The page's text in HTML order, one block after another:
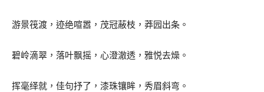
游景筏渡，迹绝喧嚣，茂冠蔽枝，莽园出条。
碧岭滴翠，落叶飘摇，心澄澈透，雅悦去燥。
挥毫绎就，佳句抒了，漆珠镶眸，秀眉斜弯。